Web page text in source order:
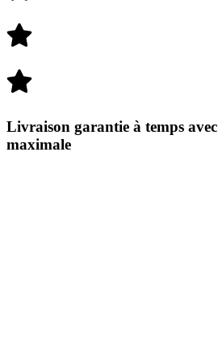
Livraison garantie à temps avec
maximale